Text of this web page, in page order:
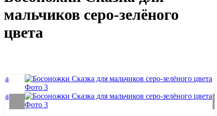
мальчиков серо-зелёного
цвета